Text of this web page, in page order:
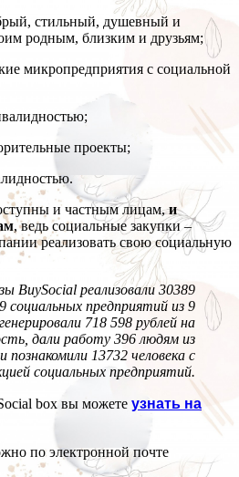
стильный, душевный и
родным, близким и друзьям;
микропредприятия с социальной
проекты;
и частным лицам,и
, ведь социальные закупки –
реализовать свою социальную
BuySocial реализовали 30389
социальных предприятий из 9
718 598 рублей на
дали работу 396 людям из
познакомили 13732 человека с
социальных предприятий.
box вы можете узнать на
по электронной почте